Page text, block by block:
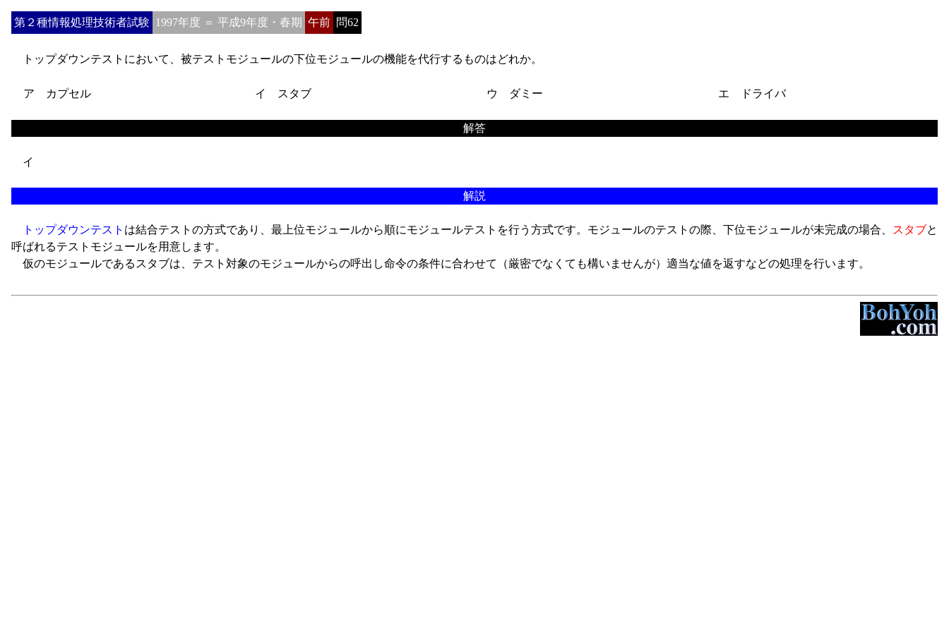
第２種情報処理技術者試験 1997年度 ＝ 平成9年度・春期 午前 問62
トップダウンテストにおいて、被テストモジュールの下位モジュールの機能を代行するものはどれか。
ア カプセル イ スタブ ウ ダミー エ ドライバ
解答
イ
解説
トップダウンテスト は結合テストの方式であり、最上位モジュールから順にモジュールテストを行う方式です。モジュールのテストの際、下位モジュールが未完成の場合、 スタブと
呼ばれるテストモジュールを用意します。
仮のモジュールであるスタブは、テスト対象のモジュールからの呼出し命令の条件に合わせて（厳密でなくても構いませんが）適当な値を返すなどの処理を行います。